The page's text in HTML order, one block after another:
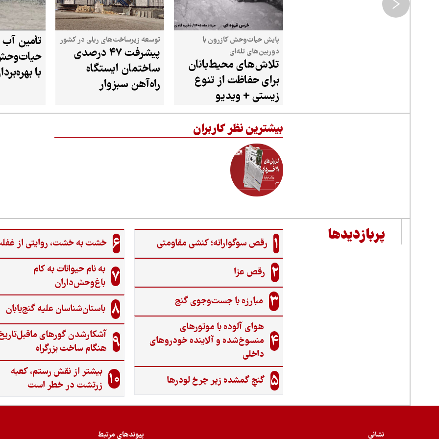
پایش حیات‌وحش کازرون با
دوربین‌های تله‌ای
تلاش‌های محیط‌بانان
برای حفاظت از تنوع
زیستی + ویدیو
توسعه زیرساخت‌های ریلی در کشور
پیشرفت ۴۷ درصدی
ساختمان ایستگاه
راه‌آهن سبزوار
تأمین آب
با
بیشترین نظر کاربران
پربازدیدها 1 رقص سوگوارانه؛ کنشی مقاومتی
2 رقص عزا
3 مبارزه با جست‌وجوی گنج‌
4
هوای آلوده با موتورهای
منسوخ‌شده و آلاینده خودروهای
داخلی
5 گنجِ گمشده زیر چرخ لودرها
6 خشت به خشت، روایتی از
7 به نام حیوانات به کام
باغ‌وحش‌داران
8 باستان‌شناسان علیه گنج‌یابان
9 آشکارشدن گورهای
هنگام ساخت بزرگراه
10 بیشتر از نقش رستم، کعبه
زرتشت در خطر است
نشانی پیوندهای مرتبط